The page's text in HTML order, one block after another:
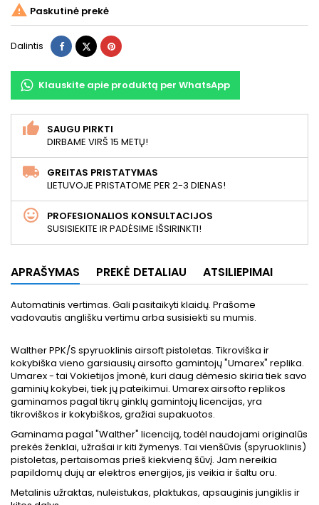
 Paskutinė prekė
Dalintis DalintisTwitterPinterest
Klauskite apie produktą per WhatsApp
SAUGU PIRKTI
DIRBAME VIRŠ 15 METŲ!
GREITAS PRISTATYMAS
LIETUVOJE PRISTATOME PER 2-3 DIENAS!
PROFESIONALIOS KONSULTACIJOS
SUSISIEKITE IR PADĖSIME IŠSIRINKTI!
APRAŠYMAS PREKĖ DETALIAU ATSILIEPIMAI
Automatinis vertimas. Gali pasitaikyti klaidų. Prašome
vadovautis anglišku vertimu arba susisiekti su mumis.
Walther PPK/S spyruoklinis airsoft pistoletas. Tikroviška ir
kokybiška vieno garsiausių airsofto gamintojų "Umarex" replika.
Umarex - tai Vokietijos įmonė, kuri daug dėmesio skiria tiek savo
gaminių kokybei, tiek jų pateikimui. Umarex airsofto replikos
gaminamos pagal tikrų ginklų gamintojų licencijas, yra
tikroviškos ir kokybiškos, gražiai supakuotos.
Gaminama pagal "Walther" licenciją, todėl naudojami originalūs
prekės ženklai, užrašai ir kiti žymenys. Tai vienšūvis (spyruoklinis)
pistoletas, pertaisomas prieš kiekvieną šūvį. Jam nereikia
papildomų dujų ar elektros energijos, jis veikia ir šaltu oru.
Metalinis užraktas, nuleistukas, plaktukas, apsauginis jungiklis ir